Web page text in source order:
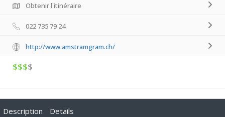
Obtenir l'itinéraire
022 735 79 24
http://www.amstramgram.ch/
$$$$
Description Details